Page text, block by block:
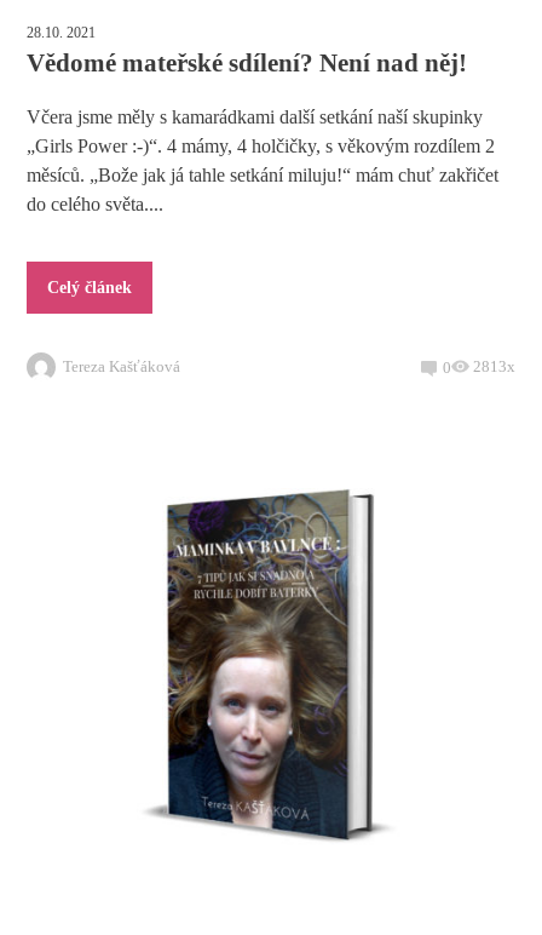
28.10. 2021
Vědomé mateřské sdílení? Není nad něj!
Včera jsme měly s kamarádkami další setkání naší skupinky
„Girls Power :-)“. 4 mámy, 4 holčičky, s věkovým rozdílem 2
měsíců. „Bože jak já tahle setkání miluju!“ mám chuť zakřičet
do celého světa....
Celý článek
Tereza Kašťáková 0 2813x